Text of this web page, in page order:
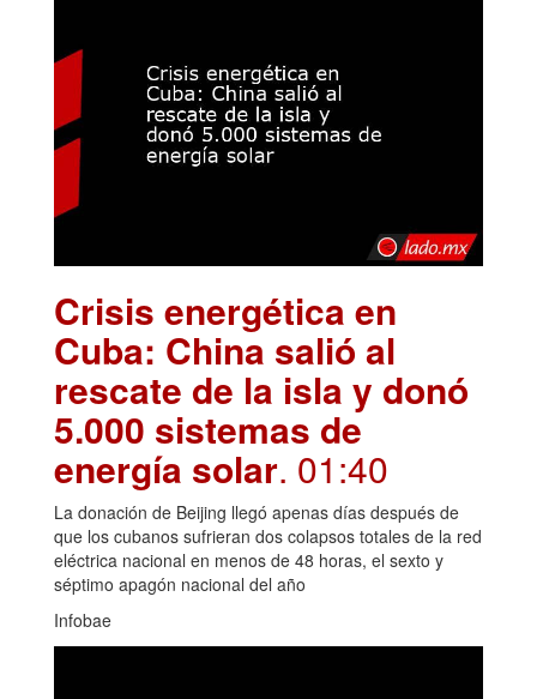
Crisis energética en
Cuba: China salió al
rescate de la isla y donó
5.000 sistemas de
energía solar. 01:40
La donación de Beijing llegó apenas días después de
que los cubanos sufrieran dos colapsos totales de la red
eléctrica nacional en menos de 48 horas, el sexto y
séptimo apagón nacional del año
Infobae